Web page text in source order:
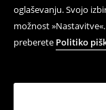
oglaševanju. Svojo
možnost
preberete Politiko